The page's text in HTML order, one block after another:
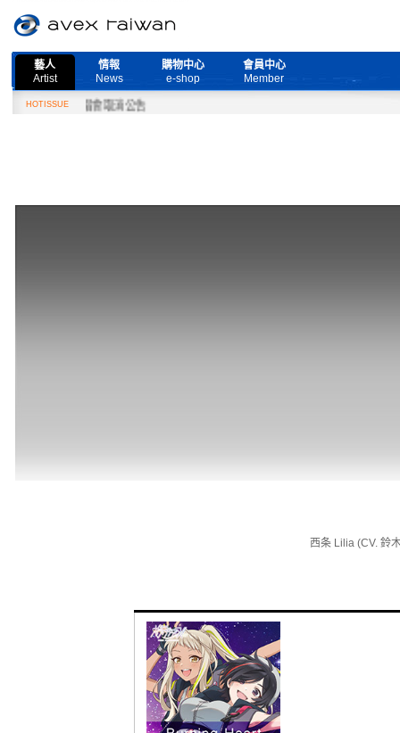
藝人
Artist
情報
News
購物中心
e-shop
會員中心
Member
HOTISSUE
演唱會取消公告
西条 Lilia (CV. 鈴